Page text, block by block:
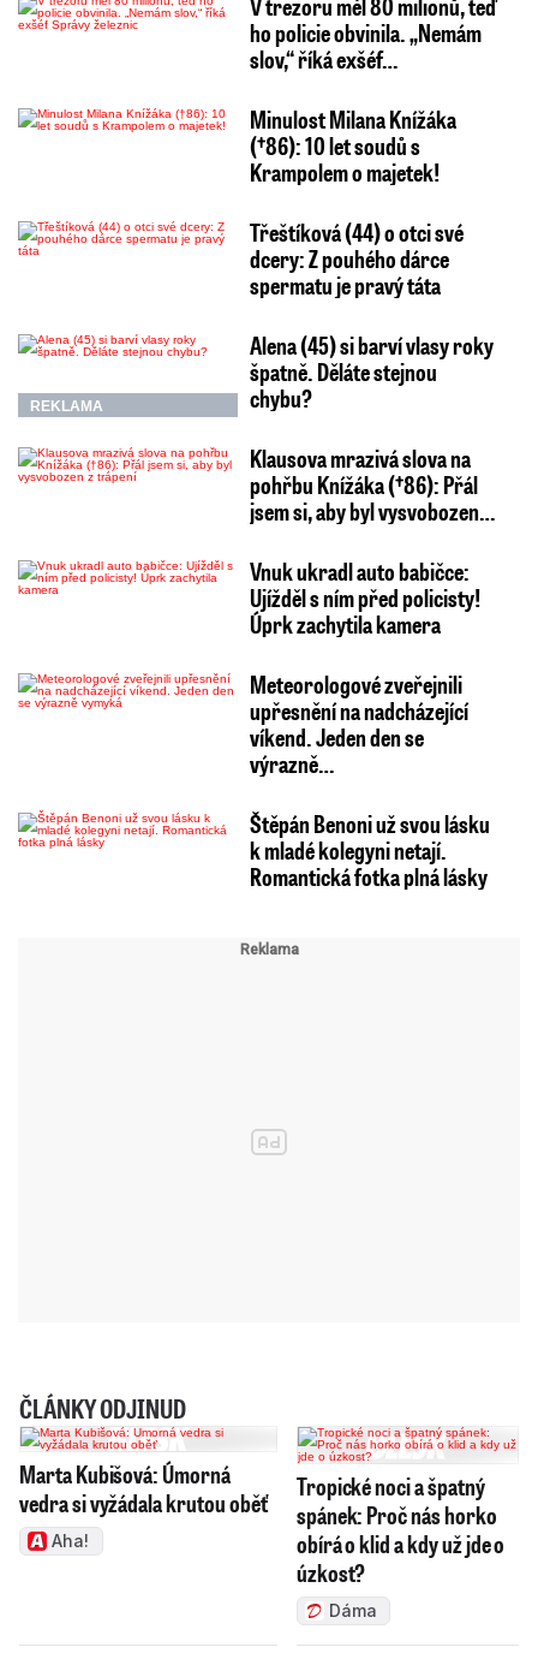
V trezoru měl 80 milionů, teď
ho policie obvinila. „Nemám
slov,“ říká exšéf…
Minulost Milana Knížáka
(†86): 10 let soudů s
Krampolem o majetek!
Třeštíková (44) o otci své
dcery: Z pouhého dárce
spermatu je pravý táta
REKLAMA
Alena (45) si barví vlasy roky
špatně. Děláte stejnou
chybu?
Klausova mrazivá slova na
pohřbu Knížáka (†86): Přál
jsem si, aby byl vysvobozen…
Vnuk ukradl auto babičce:
Ujížděl s ním před policisty!
Úprk zachytila kamera
Meteorologové zveřejnili
upřesnění na nadcházející
víkend. Jeden den se
výrazně…
Štěpán Benoni už svou lásku
k mladé kolegyni netají.
Romantická fotka plná lásky
ČLÁNKY ODJINUD
Marta Kubišová: Úmorná
vedra si vyžádala krutou oběť
Aha!
Tropické noci a špatný
spánek: Proč nás horko
obírá o klid a kdy už jde o
úzkost?
Dáma